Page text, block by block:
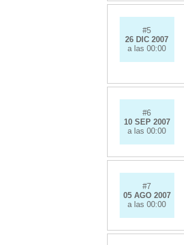
#5
26 DIC 2007
a las 00:00
#6
10 SEP 2007
a las 00:00
#7
05 AGO 2007
a las 00:00